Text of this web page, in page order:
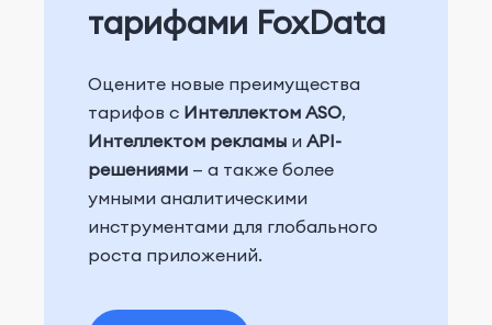
тарифами FoxData
Оцените новые преимущества
тарифов с Интеллектом ASO,
Интеллектом рекламы и API-
решениями — а также более
умными аналитическими
инструментами для глобального
роста приложений.